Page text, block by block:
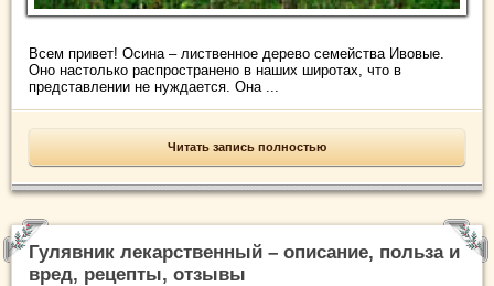
Всем привет! Осина – лиственное дерево семейства Ивовые.
Оно настолько распространено в наших широтах, что в
представлении не нуждается. Она ...
Читать запись полностью
Гулявник лекарственный – описание, польза и
вред, рецепты, отзывы